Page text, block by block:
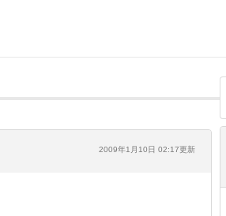
2009年1月10日 02:17更新